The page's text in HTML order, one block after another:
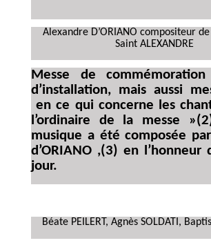
Alexandre D’ORIANO compositeur
Saint ALEXANDRE
Messe de
d’installation, mais aussi
en ce qui concerne les
l’ordinaire de la messe
musique a été composée
d’ORIANO ,(3) en l’honneur
jour.
Béate PEILERT, Agnès SOLDATI,